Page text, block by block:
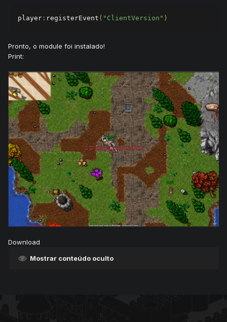
player : registerEvent ( "ClientVersion" )
Pronto, o module foi instalado!
Print:
Download
Mostrar conteúdo oculto